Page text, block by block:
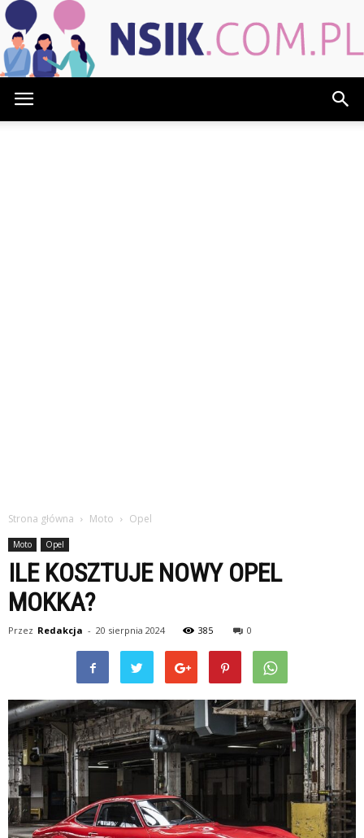
Strona główna Moto Opel
Moto Opel
ILE KOSZTUJE NOWY OPEL
MOKKA?
Przez Redakcja - 20 sierpnia 2024 385 0